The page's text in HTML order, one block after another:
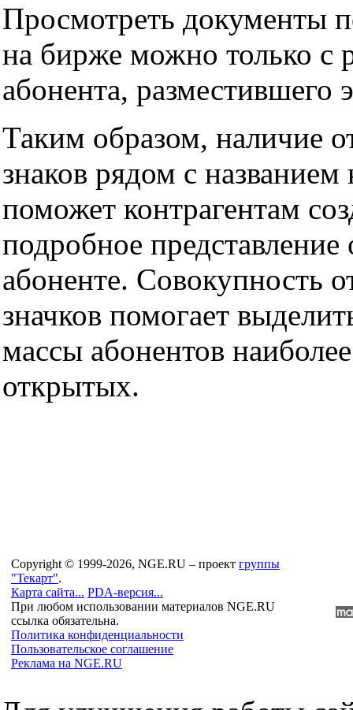
Просмотреть документы
на бирже можно только с
абонента, разместившего
Таким образом, наличие
знаков рядом с
поможет контрагентам
подробное
абоненте. Совокупность
значков помогает
массы абонентов
открытых.
Copyright © 1999-2026, NGE.RU – проект группы
"Текарт".
Карта сайта... PDA-версия...
При любом использовании материалов NGE.RU
ссылка обязательна.
Политика конфиденциальности
Пользовательское соглашение
Реклама на NGE.RU